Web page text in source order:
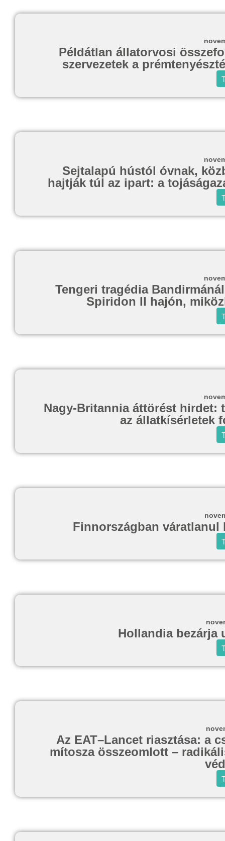
Példátlan állatorvosi
szervezetek a
Sejtalapú hústól óvnak,
hajtják túl az ipart: a
Tengeri tragédia
Spiridon II hajón,
Nagy-Britannia áttörést
az állatkísérletek
Finnországban
Hollandia bezárja
Az EAT–Lancet riasztása: a
mítosza összeomlott –